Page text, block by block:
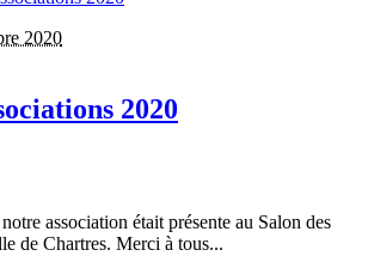
2020
2020
association était présente au Salon des
de Chartres. Merci à tous...